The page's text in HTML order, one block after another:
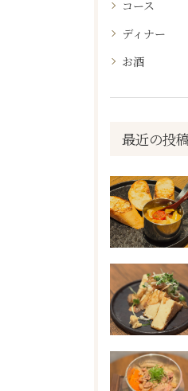
コース
ディナー
お酒
最近の投稿